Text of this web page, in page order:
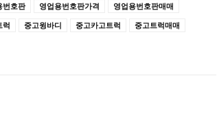
번호판 영업용번호판가격
영업용번호판매매
럭 중고윙바디 중고카고트럭
중고트럭매매